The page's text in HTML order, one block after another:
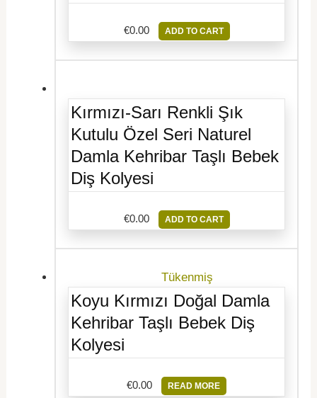
€0.00 ADD TO CART
Kırmızı-Sarı Renkli Şık
Kutulu Özel Seri Naturel
Damla Kehribar Taşlı Bebek
Diş Kolyesi
€0.00 ADD TO CART
Tükenmiş
Koyu Kırmızı Doğal Damla
Kehribar Taşlı Bebek Diş
Kolyesi
€0.00 READ MORE